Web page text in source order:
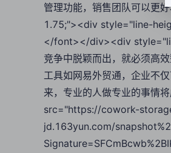
管理功能，销售团队可以更
1.75;"><div style="line-
</font></div><div
竞争中脱颖而出，就必须高
工具如网易外贸通，企业不
来，专业的人做专业的事
src="https://cowork-
jd.163yun.com/